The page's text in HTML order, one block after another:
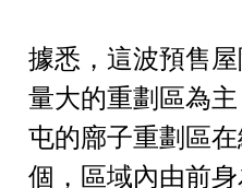
據悉，這波預售
量大的重劃區為
屯的廍子重劃區
個，區域內由前